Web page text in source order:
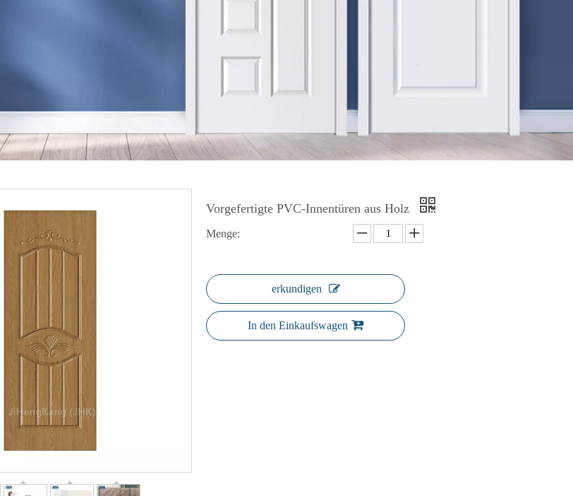
Vorgefertigte PVC-Innentüren aus Holz
Menge:
erkundigen
In den Einkaufswagen